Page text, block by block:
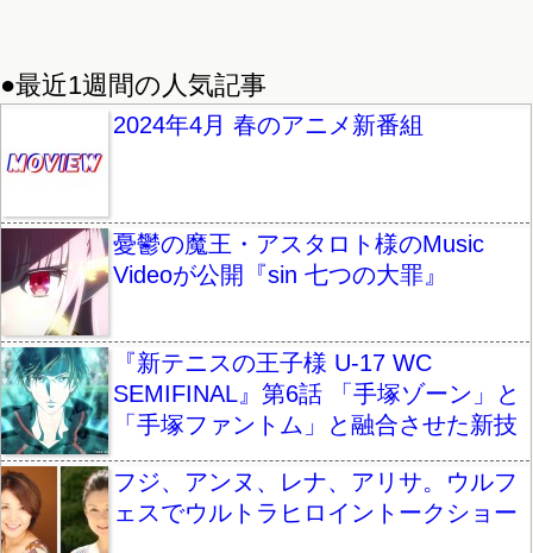
●最近1週間の人気記事
2024年4月 春のアニメ新番組
憂鬱の魔王・アスタロト様のMusic
Videoが公開『sin 七つの大罪』
『新テニスの王子様 U-17 WC
SEMIFINAL』第6話 「手塚ゾーン」と
「手塚ファントム」と融合させた新技
フジ、アンヌ、レナ、アリサ。ウルフ
ェスでウルトラヒロイントークショー